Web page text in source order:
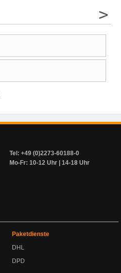
>
Tel: +49 (0)2273-60188-0
Mo-Fr: 10-12 Uhr | 14-18 Uhr
Paketdienste
DHL
DPD